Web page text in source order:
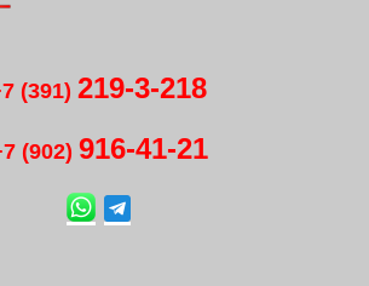
(391) 219-3-218
(902) 916-41-21